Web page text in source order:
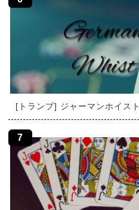
[トランプ] ジャーマンホイスト